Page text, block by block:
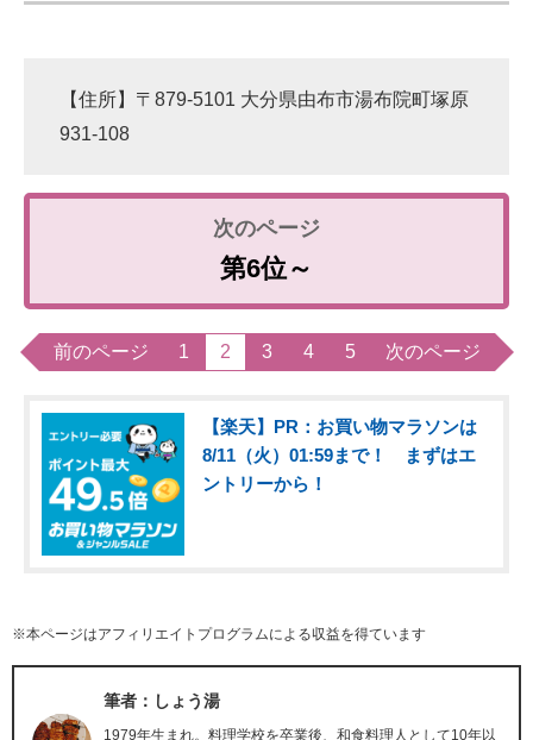
【住所】〒879-5101 大分県由布市湯布院町塚原
931-108
第6位～
前のページ 1 2 3 4 5 次のページ
【楽天】PR：お買い物マラソンは
8/11（火）01:59まで！ まずはエ
ントリーから！
※本ページはアフィリエイトプログラムによる収益を得ています
筆者：しょう湯
1979年生まれ。料理学校を卒業後、和食料理人として10年以